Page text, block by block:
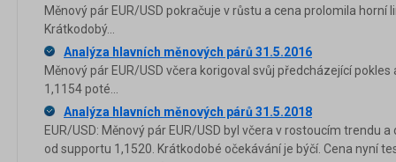
Měnový pár EUR/USD pokračuje v růstu a cena prolomila horní
Krátkodobý...
Analýza hlavních měnových párů 31.5.2016
Měnový pár EUR/USD včera korigoval svůj předcházející
1,1154 poté...
Analýza hlavních měnových párů 31.5.2018
EUR/USD: Měnový pár EUR/USD byl včera v rostoucím trendu
od supportu 1,1520. Krátkodobé očekávání je býčí. Cena nyní